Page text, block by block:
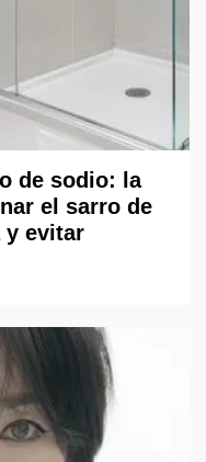
de sodio: la
el sarro de
y evitar